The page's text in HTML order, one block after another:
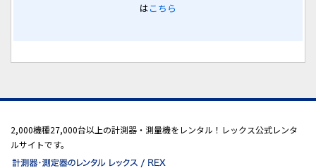
はこちら
2,000機種27,000台以上の計測器・測量機をレンタル！レックス公式レンタ
ルサイトです。